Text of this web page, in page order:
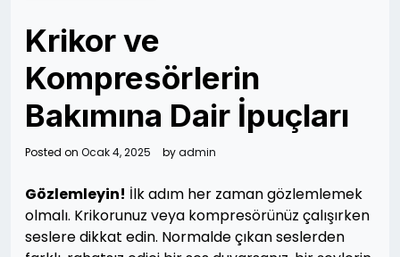
Krikor ve
Kompresörlerin
Bakımına Dair İpuçları
Posted on Ocak 4, 2025 byadmin
Gözlemleyin! İlk adım her zaman gözlemlemek
olmalı. Krikorunuz veya kompresörünüz çalışırken
seslere dikkat edin. Normalde çıkan seslerden